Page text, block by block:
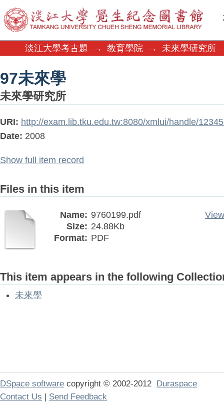
97未來學
淡江大學考古題 → 教育學院 → 未來學研究所
97未來學
未來學研究所
URI: http://exam.lib.tku.edu.tw:8080/xmlui/handle/
Date: 2008
Show full item record
Files in this item
Name: 9760199.pdf
Size: 24.88Kb
Format: PDF
This item appears in the following
未來學
DSpace software copyright © 2002-2012 Duraspace
Contact Us | Send Feedback